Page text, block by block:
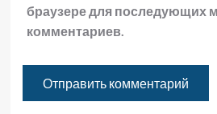
браузере для последующих
комментариев.